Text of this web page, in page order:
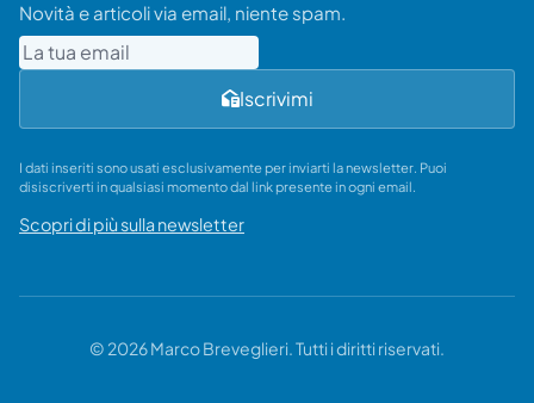
Novità e articoli via email, niente spam.
Email
Iscrivimi
I dati inseriti sono usati esclusivamente per inviarti la newsletter. Puoi
disiscriverti in qualsiasi momento dal link presente in ogni email.
Scopri di più sulla newsletter
© 2026 Marco Breveglieri. Tutti i diritti riservati.